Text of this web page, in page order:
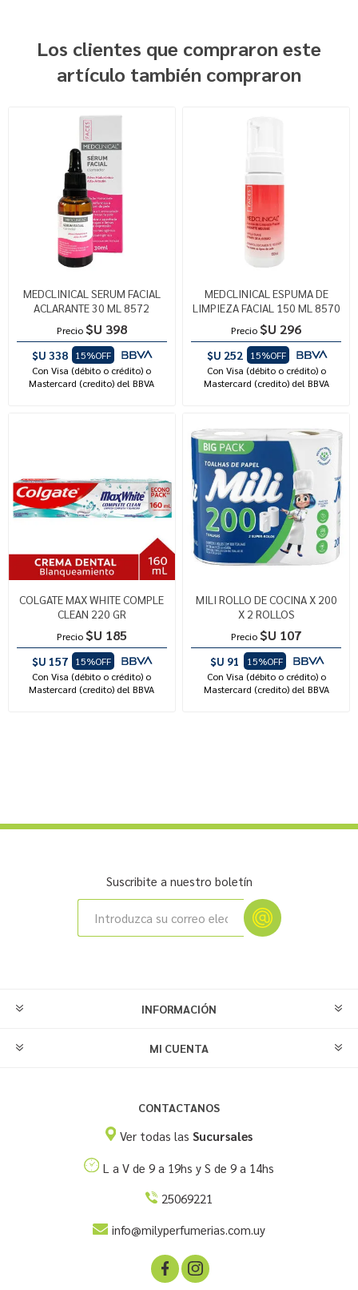
Los clientes que compraron este
artículo también compraron
MEDCLINICAL SERUM FACIAL
ACLARANTE 30 ML 8572
Precio $U 398
$U 338
15%OFF
Con Visa (débito o crédito) o
Mastercard (credito) del BBVA
MEDCLINICAL ESPUMA DE
LIMPIEZA FACIAL 150 ML 8570
Precio $U 296
$U 252
15%OFF
Con Visa (débito o crédito) o
Mastercard (credito) del BBVA
COLGATE MAX WHITE COMPLE
CLEAN 220 GR
Precio $U 185
$U 157
15%OFF
Con Visa (débito o crédito) o
Mastercard (credito) del BBVA
MILI ROLLO DE COCINA X 200
X 2 ROLLOS
Precio $U 107
$U 91
15%OFF
Con Visa (débito o crédito) o
Mastercard (credito) del BBVA
Suscribite a nuestro boletín
INFORMACIÓN
MI CUENTA
CONTACTANOS
Ver todas las Sucursales
L a V de 9 a 19hs y S de 9 a 14hs
25069221
info@milyperfumerias.com.uy